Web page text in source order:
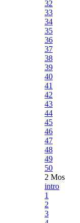
32
33
34
35
36
37
38
39
40
41
42
43
44
45
46
47
48
49
50
2 Mos
intro
1
2
3